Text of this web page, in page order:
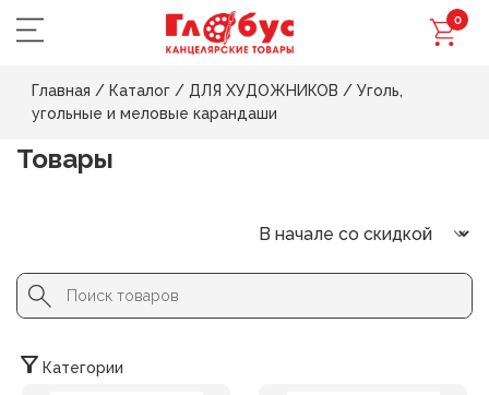
0
Главная / Каталог / ДЛЯ ХУДОЖНИКОВ / Уголь,
угольные и меловые карандаши
Товары
Search
for:
Button
Категории